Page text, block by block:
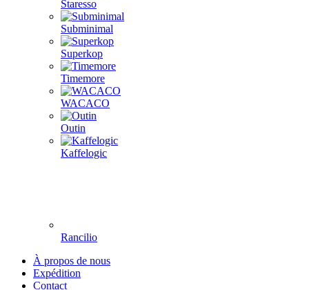
Staresso
Subminimal
Superkop
Timemore
WACACO
Outin
Kaffelogic
Rancilio
À propos de nous
Expédition
Contact